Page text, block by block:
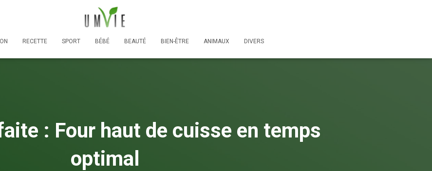
RECETTE SPORT BÉBÉ BEAUTÉ BIEN-ÊTRE ANIMAUX DIVERS
: Four haut de cuisse en temps
optimal